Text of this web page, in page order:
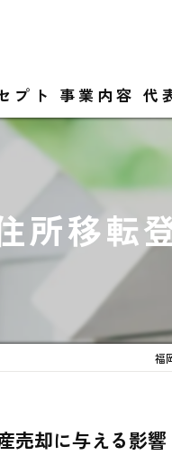
プト 事業内容 代
所移転
福
売却に与える影響